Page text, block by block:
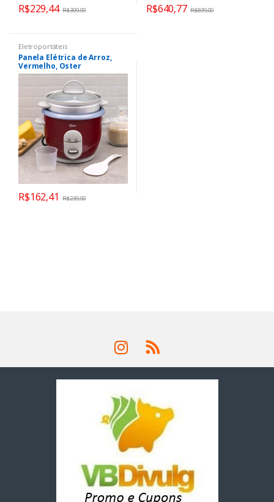
R$229,44 R$309,99 R$640,77 R$899,00
Eletroportáteis
Panela Elétrica de Arroz,
Vermelho, Oster
R$162,41 R$239,90